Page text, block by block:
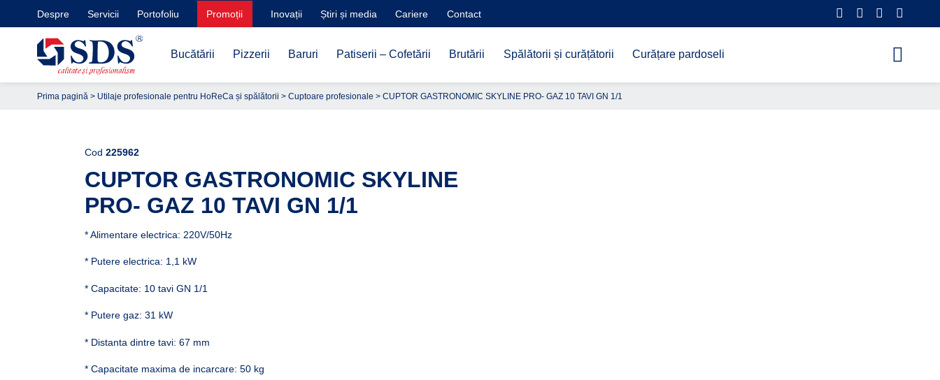
Despre Servicii Portofoliu Promoții Inovații Știri și media Cariere Contact
Bucătării Pizzerii Baruri Patiserii – Cofetării Brutării Spălătorii și curățătorii Curățare pardoseli
Prima pagină > Utilaje profesionale pentru HoReCa și spălătorii > Cuptoare profesionale > CUPTOR GASTRONOMIC SKYLINE PRO- GAZ 10 TAVI GN 1/1
Cod 225962
CUPTOR GASTRONOMIC SKYLINE
PRO- GAZ 10 TAVI GN 1/1
* Alimentare electrica: 220V/50Hz
* Putere electrica: 1,1 kW
* Capacitate: 10 tavi GN 1/1
* Putere gaz: 31 kW
* Distanta dintre tavi: 67 mm
* Capacitate maxima de incarcare: 50 kg